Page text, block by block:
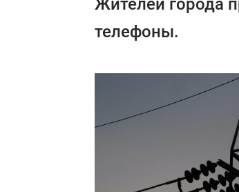
Жителей города
телефоны.